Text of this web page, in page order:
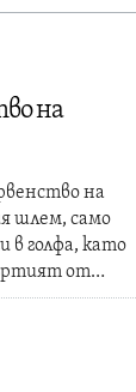
на
на
шлем, само
в голфа, като
от…